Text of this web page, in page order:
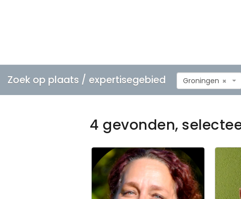
Zoek op plaats / expertisegebied ×
Groningen
4 gevonden,